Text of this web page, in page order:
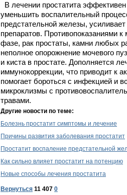
В лечении простатита
уменьшить воспалительный
предстательной железы,
препаратов. Противопоказаниями
фазе, рак простаты, камни любых
неполное опорожнение мочевого
и киста в простате. Дополняется
иммунокоррекции, что приводит к
помогает бороться с инфекцией и
микроклизмы с
травами.
Другие новости по теме:
Болезнь простатит симптомы и лечение
Причины развития заболевания простатит
Простатит воспаление предстательной
Как сильно влияет простатит на потенцию
Новые способы лечения простатита
Вернуться 11 407 0